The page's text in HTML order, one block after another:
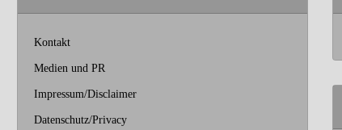
Kontakt
Medien und PR
Impressum/Disclaimer
Datenschutz/Privacy